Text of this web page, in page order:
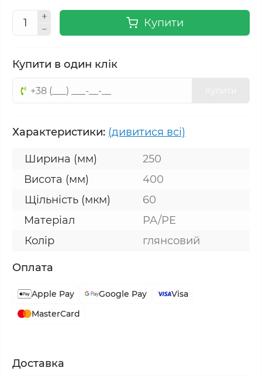
Купити
Купити в один клік
Характеристики: (дивитися всі)
Ширина (мм)
250
Висота (мм)
400
Щільність (мкм)
60
Матеріал
PA/PE
Колір
глянсовий
Оплата
Apple Pay Google Pay
Visa
MasterCard
Доставка